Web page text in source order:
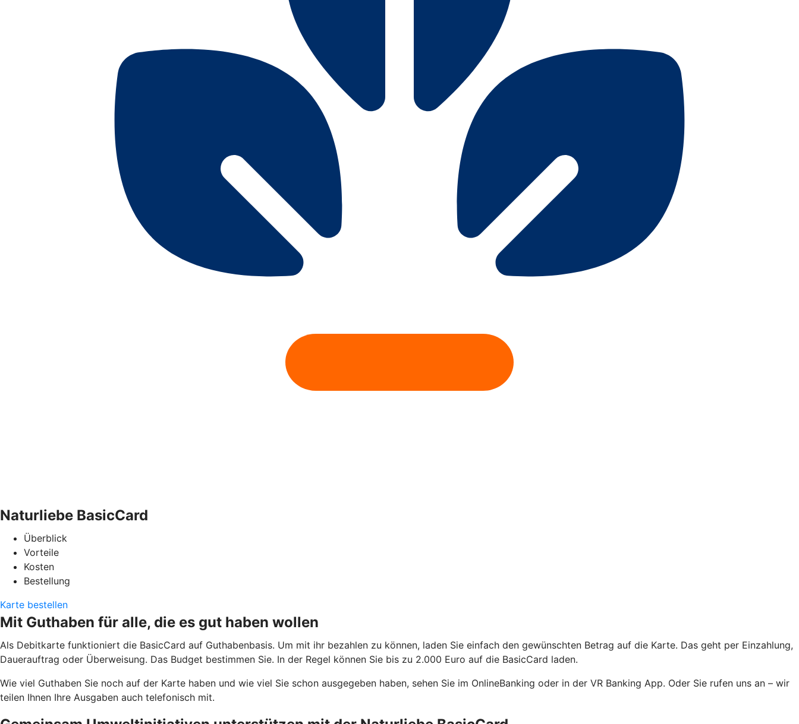
Naturliebe BasicCard
Überblick
Vorteile
Kosten
Bestellung
Karte bestellen
Mit Guthaben für alle, die es gut haben wollen
Als Debitkarte funktioniert die BasicCard auf Guthabenbasis. Um mit ihr bezahlen zu können, laden Sie einfach den gewünschten Betrag auf die Karte. Das geht per Einzahlung,
Dauerauftrag oder Überweisung. Das Budget bestimmen Sie. In der Regel können Sie bis zu 2.000 Euro auf die BasicCard laden.
Wie viel Guthaben Sie noch auf der Karte haben und wie viel Sie schon ausgegeben haben, sehen Sie im OnlineBanking oder in der VR Banking App. Oder Sie rufen uns an – wir
teilen Ihnen Ihre Ausgaben auch telefonisch mit.